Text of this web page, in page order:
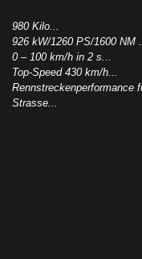
980 Kilo...
926 kW/1260 PS/1600 NM
0 – 100 km/h in 2 s...
Top-Speed 430 km/h...
Rennstreckenperformance
Strasse...